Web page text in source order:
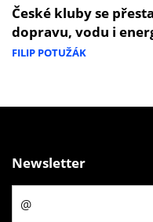
České kluby se
dopravu, vodu i
FILIP POTUŽÁK
Newsletter